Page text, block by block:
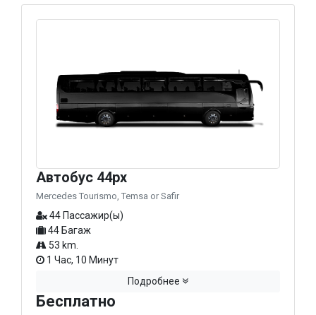
Автобус 44px
Mercedes Tourismo, Temsa or Safir
44 Пассажир(ы)
44 Багаж
53 km.
1 Час, 10 Минут
Подробнее
Бесплатно